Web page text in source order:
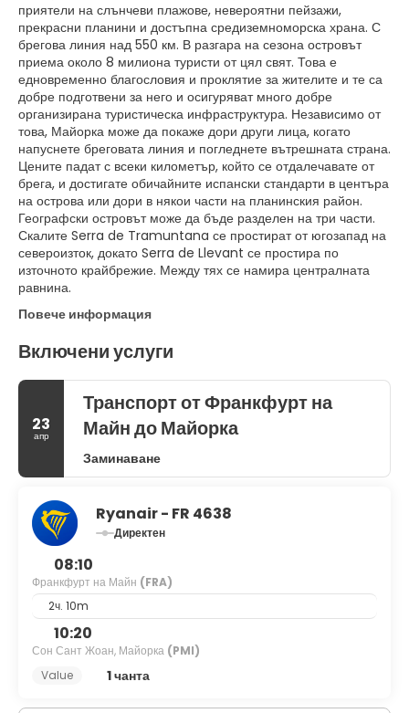
приятели на слънчеви плажове, невероятни пейзажи,
прекрасни планини и достъпна средиземноморска храна. С
брегова линия над 550 км. В разгара на сезона островът
приема около 8 милиона туристи от цял свят. Това е
едновременно благословия и проклятие за жителите и те са
добре подготвени за него и осигуряват много добре
организирана туристическа инфраструктура. Независимо от
това, Майорка може да покаже дори други лица, когато
напуснете бреговата линия и погледнете вътрешната страна.
Цените падат с всеки километър, който се отдалечавате от
брега, и достигате обичайните испански стандарти в центъра
на острова или дори в някои части на планинския район.
Географски островът може да бъде разделен на три части.
Скалите Serra de Tramuntana се простират от югозапад на
североизток, докато Serra de Llevant се простира по
източното крайбрежие. Между тях се намира централната
равнина.
Повече информация
Включени услуги
23
апр
Транспорт от Франкфурт на
Майн до Майорка
Заминаване
Ryanair - FR 4638
Директен
08:10
Франкфурт на Майн (FRA)
2ч. 10m
10:20
Сон Сант Жоан, Майорка (PMI)
Value
1 чанта